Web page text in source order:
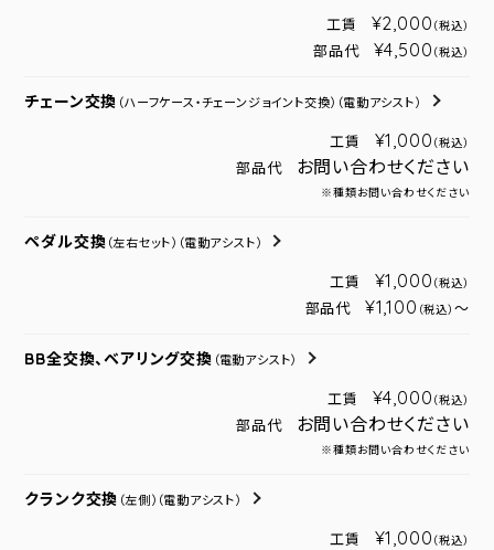
工賃 ¥2,000 （税込）
部品代 ¥4,500 （税込）
チェーン交換 （ハーフケース・チェーンジョイント交換） （電動アシスト）
工賃 ¥1,000 （税込）
部品代 お問い合わせください
※種類お問い合わせください
ペダル交換 （左右セット） （電動アシスト）
工賃 ¥1,000 （税込）
部品代 ¥1,100 （税込） ～
BB全交換、ベアリング交換 （電動アシスト）
工賃 ¥4,000 （税込）
部品代 お問い合わせください
※種類お問い合わせください
クランク交換 （左側） （電動アシスト）
工賃 ¥1,000 （税込）